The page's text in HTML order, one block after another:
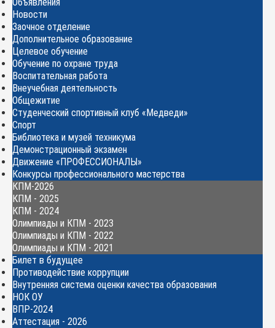
Новости
Заочное отделение
Дополнительное образование
Целевое обучение
Обучение по охране труда
Воспитательная работа
Внеучебная деятельность
Общежитие
Студенческий спортивный клуб «Медведи»
Спорт
Библиотека и музей техникума
Демонстрационный экзамен
Движение «ПРОФЕССИОНАЛЫ»
Конкурсы профессионального мастерства
КПМ-2026
КПМ - 2025
КПМ - 2024
Олимпиады и КПМ - 2023
Олимпиады и КПМ - 2022
Олимпиады и КПМ - 2021
Билет в будущее
Противодействие коррупции
Внутренняя система оценки качества образования
НОК ОУ
ВПР-2024
Аттестация - 2026